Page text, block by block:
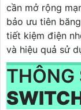
cần mở rộng
bảo ưu tiên
tiết kiệm điện
và hiệu quả sử
THÔNG